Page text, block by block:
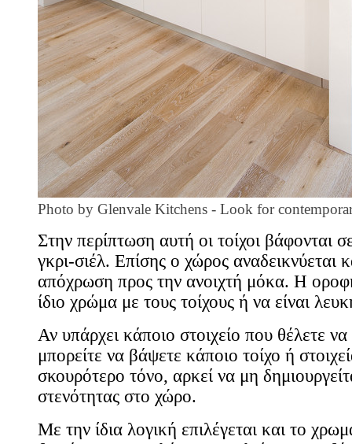
Photo by Glenvale Kitchens - Look for
Στην περίπτωση αυτή οι τοίχοι βάφονται
γκρι-σιέλ. Επίσης ο χώρος αναδεικνύεται
απόχρωση προς την ανοιχτή μόκα. Η
ίδιο χρώμα με τους τοίχους ή να είναι
Αν υπάρχει κάποιο στοιχείο που θέλετε να
μπορείτε να βάψετε κάποιο τοίχο ή
σκουρότερο τόνο, αρκεί να μη
στενότητας στο χώρο.
Με την ίδια λογική επιλέγεται και το